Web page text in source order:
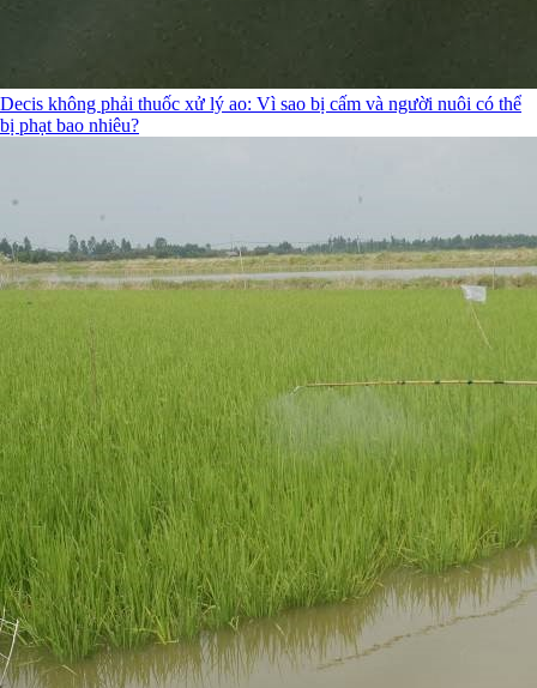
Decis không phải thuốc xử lý ao: Vì sao bị cấm và người nuôi có thể
bị phạt bao nhiêu?